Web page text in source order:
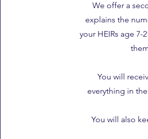
We offer a
explains the
your HEIRs age
You will
everything in
You will also